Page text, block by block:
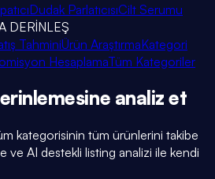
Dudak ParlatıcısıCilt Serumu
DERİNLEŞ
TahminiÜrün AraştırmaKategori
HesaplamaTüm Kategoriler
analiz et
kategorisinin tüm ürünlerini takibe
ve AI destekli listing analizi ile kendi